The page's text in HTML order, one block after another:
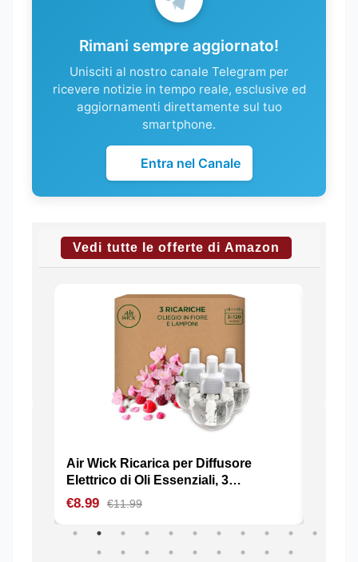
Rimani sempre aggiornato!
Unisciti al nostro canale Telegram per
ricevere notizie in tempo reale, esclusive ed
aggiornamenti direttamente sul tuo
smartphone.
Entra nel Canale